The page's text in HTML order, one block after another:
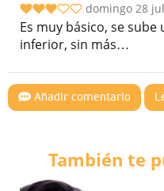
domingo 28
Es muy básico, se
inferior, sin más…
Añadir comentario
También te